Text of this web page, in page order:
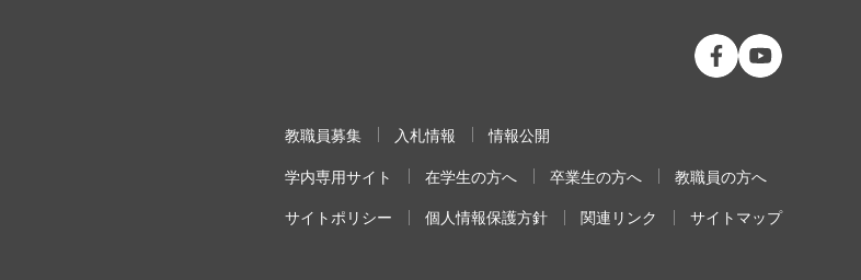
公立大学法人 福
教職員募集 入札情報 情報公開
学内専用サイト 在学生の方へ 卒業生の方へ 教職員の方へ
サイトポリシー 個人情報保護方針 関連リンク サイトマップ